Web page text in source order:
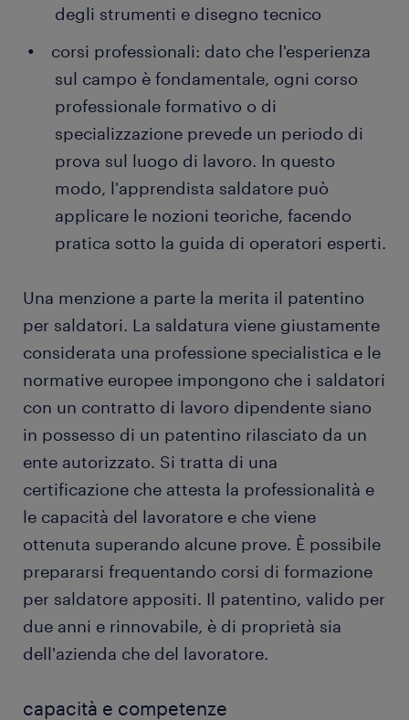
degli strumenti e disegno tecnico
corsi professionali: dato che l'esperienza
sul campo è fondamentale, ogni corso
professionale formativo o di
specializzazione prevede un periodo di
prova sul luogo di lavoro. In questo
modo, l'apprendista saldatore può
applicare le nozioni teoriche, facendo
pratica sotto la guida di operatori esperti.
Una menzione a parte la merita il patentino
per saldatori. La saldatura viene giustamente
considerata una professione specialistica e le
normative europee impongono che i saldatori
con un contratto di lavoro dipendente siano
in possesso di un patentino rilasciato da un
ente autorizzato. Si tratta di una
certificazione che attesta la professionalità e
le capacità del lavoratore e che viene
ottenuta superando alcune prove. È possibile
prepararsi frequentando corsi di formazione
per saldatore appositi. Il patentino, valido per
due anni e rinnovabile, è di proprietà sia
dell'azienda che del lavoratore.
capacità e competenze